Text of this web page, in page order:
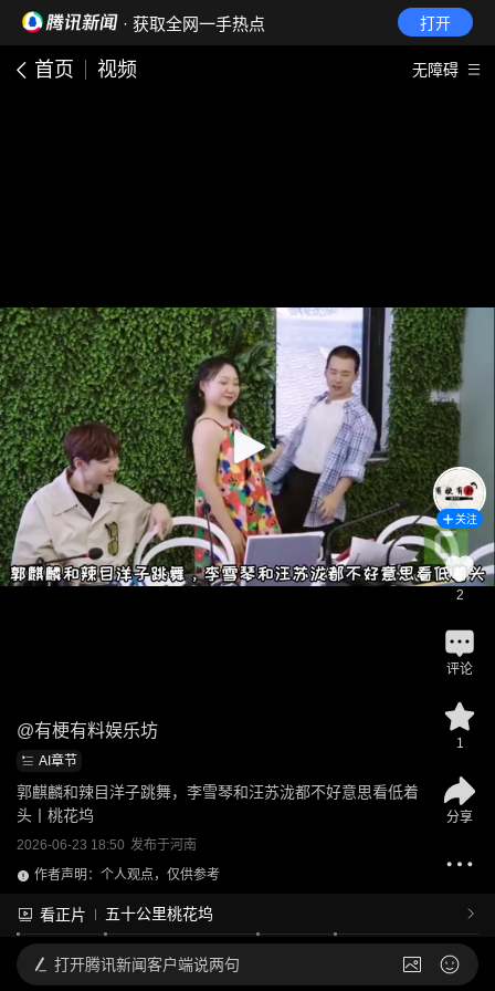
· 获取全网一手热点 打开
首页 视频 无障碍
@有梗有料娱乐坊
AI章节
郭麒麟和辣目洋子跳舞，李雪琴和汪苏泷都不好意思看低着
头丨桃花坞
2026-06-23 18:50 发布于河南
作者声明：个人观点，仅供参考
看正片 五十公里桃花坞
关注
2
评论
1
分享
打开腾讯新闻客户端说两句